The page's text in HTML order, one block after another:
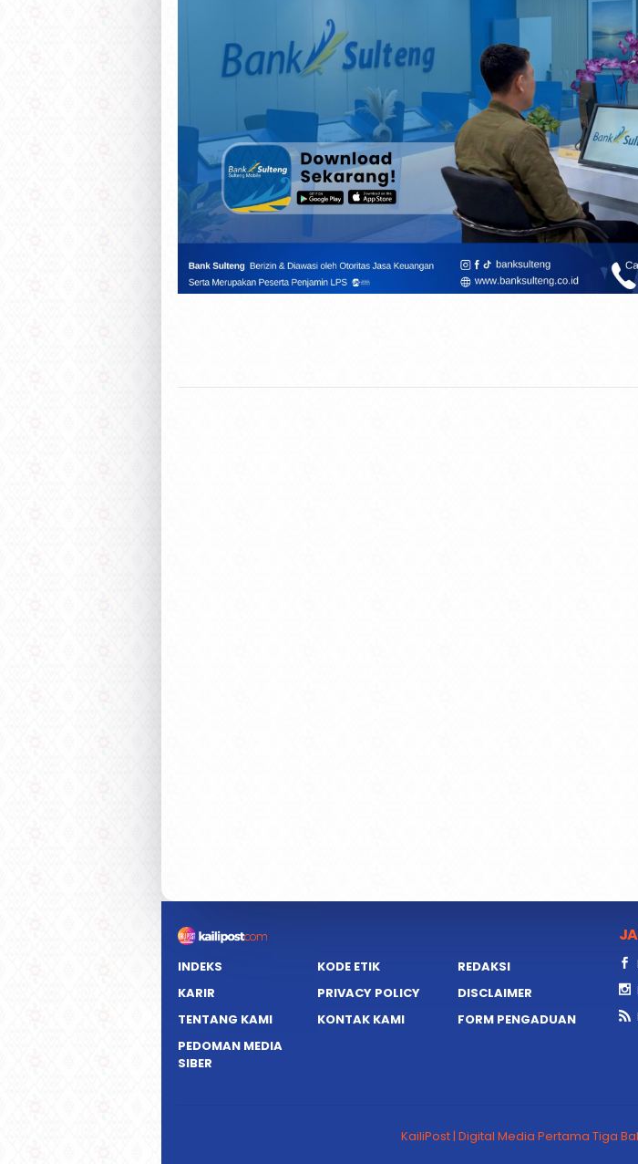
INDEKS KODE ETIK
REDAKSI
KARIR
PRIVACY POLICY
DISCLAIMER
TENTANG KAMI
KONTAK KAMI
FORM PENGADUAN
PEDOMAN MEDIA
SIBER
KailiPost | Digital Media Pertama Tiga